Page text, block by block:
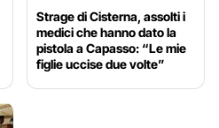
Strage di Cisterna, assolti i
medici che hanno dato la
pistola a Capasso: “Le mie
figlie uccise due volte”